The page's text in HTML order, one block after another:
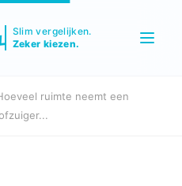
Slim vergelijken.
Zeker kiezen.
ruimte neemt een